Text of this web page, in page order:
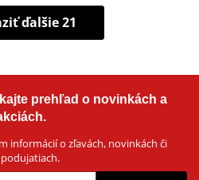
ďalšie 21
prehľad o novinkách a
informácií o zľavách, novinkách či
podujatiach.